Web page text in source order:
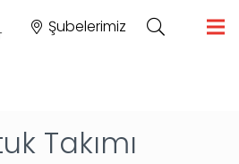
Şubelerimiz
Takımı